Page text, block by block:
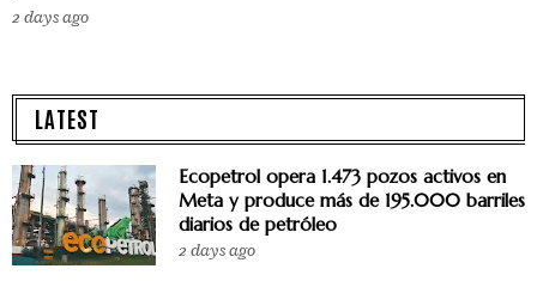
2 days ago
LATEST
Ecopetrol opera 1.473 pozos activos en
Meta y produce más de 195.000 barriles
diarios de petróleo
2 days ago